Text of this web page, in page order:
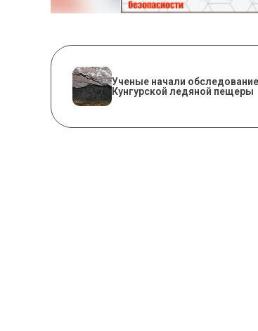
Ученые начали обследование
Кунгурской ледяной пещеры